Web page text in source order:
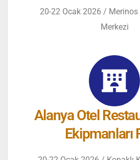
20-22 Ocak 2026 /
Merkezi
Alanya Otel
Ekipmanları